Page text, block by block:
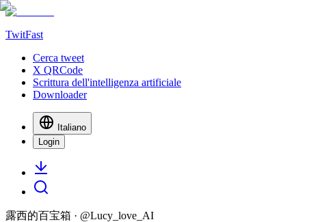
TwitFast
Cerca tweet
X QRCode
Scrittura dell'intelligenza artificiale
Downloader
Italiano
Login
露西的百宝箱 · @Lucy_love_AI